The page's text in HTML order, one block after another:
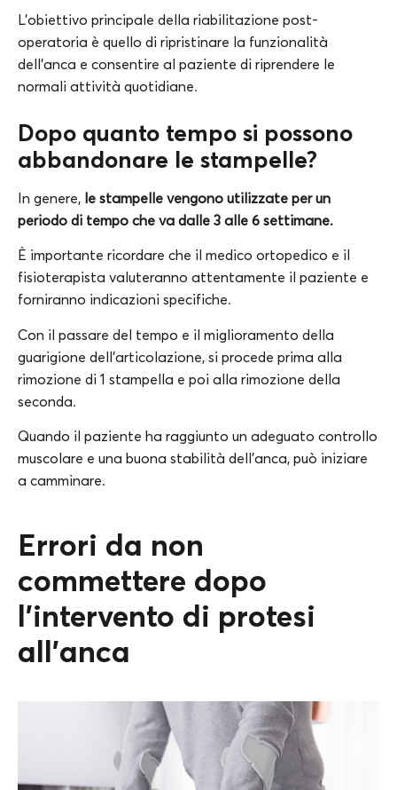
L’obiettivo principale della riabilitazione post-
operatoria è quello di ripristinare la funzionalità
dell’anca e consentire al paziente di riprendere le
normali attività quotidiane.
Dopo quanto tempo si possono
abbandonare le stampelle?
In genere, le stampelle vengono utilizzate per un
periodo di tempo che va dalle 3 alle 6 settimane.
È importante ricordare che il medico ortopedico e il
fisioterapista valuteranno attentamente il paziente e
forniranno indicazioni specifiche.
Con il passare del tempo e il miglioramento della
guarigione dell’articolazione, si procede prima alla
rimozione di 1 stampella e poi alla rimozione della
seconda.
Quando il paziente ha raggiunto un adeguato controllo
muscolare e una buona stabilità dell’anca, può iniziare
a camminare.
Errori da non
commettere dopo
l’intervento di protesi
all’anca